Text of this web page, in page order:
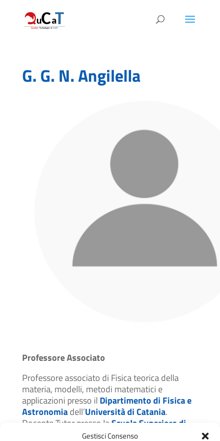
Gestisci Consenso
G. G. N. Angilella
Professore Associato
Professore associato di Fisica teorica della
materia, modelli, metodi matematici e
applicazioni presso il Dipartimento di Fisica e
Astronomiadell’Università di Catania.
Docente Tutor presso laScuola Superiore di
. I suoi interessi di ricerca includono